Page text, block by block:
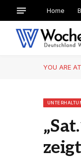
Home
YOU ARE